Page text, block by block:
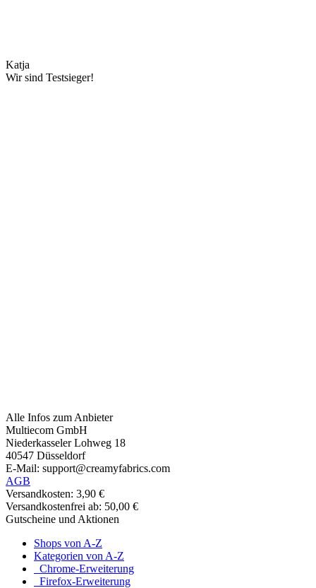
Katja
Wir sind Testsieger!
Alle Infos zum Anbieter
Multiecom GmbH
Niederkasseler Lohweg 18
40547 Düsseldorf
E-Mail: support@creamyfabrics.com
AGB
Versandkosten: 3,90 €
Versandkostenfrei ab: 50,00 €
Gutscheine und Aktionen
Shops von A-Z
Kategorien von A-Z
Chrome-Erweiterung
Firefox-Erweiterung